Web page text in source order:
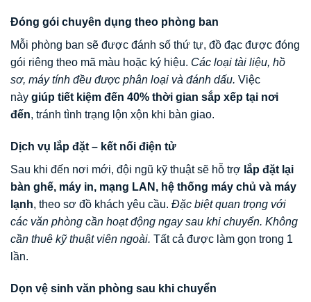
Đóng gói chuyên dụng theo phòng ban
Mỗi phòng ban sẽ được đánh số thứ tự, đồ đạc được đóng
gói riêng theo mã màu hoặc ký hiệu. Các loại tài liệu, hồ
sơ, máy tính đều được phân loại và đánh dấu. Việc
này giúp tiết kiệm đến 40% thời gian sắp xếp tại nơi
đến, tránh tình trạng lộn xộn khi bàn giao.
Dịch vụ lắp đặt – kết nối điện tử
Sau khi đến nơi mới, đội ngũ kỹ thuật sẽ hỗ trợ lắp đặt lại
bàn ghế, máy in, mạng LAN, hệ thống máy chủ và máy
lạnh, theo sơ đồ khách yêu cầu. Đặc biệt quan trọng với
các văn phòng cần hoạt động ngay sau khi chuyển. Không
cần thuê kỹ thuật viên ngoài. Tất cả được làm gọn trong 1
lần.
Dọn vệ sinh văn phòng sau khi chuyển